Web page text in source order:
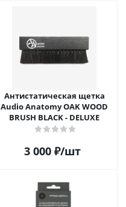
Антистатическая щетка
Audio Anatomy OAK WOOD
BRUSH BLACK - DELUXE
3 000₽/шт